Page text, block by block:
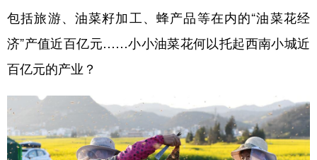
包括旅游、油菜籽加工、蜂产品等在内的“油菜花经
济”产值近百亿元……小小油菜花何以托起西南小城近
百亿元的产业？